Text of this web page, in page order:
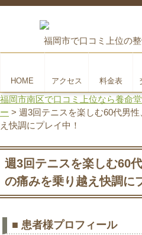
福岡市で口コミ上位の
HOME アクセス 料金表
福岡市南区で口コミ上位なら養命
ー > 週3回テニスを楽しむ60代男
え快調にプレイ中！
週3回テニスを楽しむ60
の痛みを乗り越え快調に
■ 患者様プロフィール